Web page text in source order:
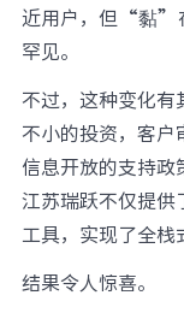
近用户，但“黏”
罕见。
不过，这种变化
不小的投资，客
信息开放的支持
江苏瑞跃不仅提供
工具，实现了全栈
结果令人惊喜。